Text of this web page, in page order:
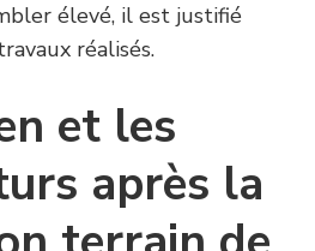
élevé, il est justifié
réalisés.
et les
après la